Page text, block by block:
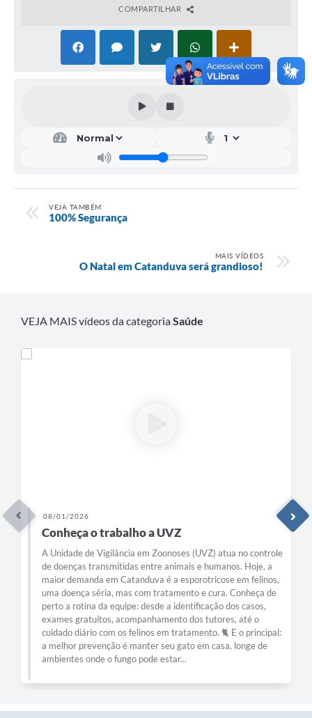
COMPARTILHAR
VEJA TAMBÉM
100% Segurança
MAIS VÍDEOS
O Natal em Catanduva será grandioso!
VEJA MAIS vídeos da categoriaSaúde
08/01/2026
Conheça o trabalho a UVZ
A Unidade de Vigilância em Zoonoses (UVZ) atua no controle
de doenças transmitidas entre animais e humanos. Hoje, a
maior demanda em Catanduva é a esporotricose em felinos,
uma doença séria, mas com tratamento e cura. Conheça de
perto a rotina da equipe: desde a identificação dos casos,
exames gratuitos, acompanhamento dos tutores, até o
cuidado diário com os felinos em tratamento. 🐈 E o principal:
a melhor prevenção é manter seu gato em casa, longe de
ambientes onde o fungo pode estar...